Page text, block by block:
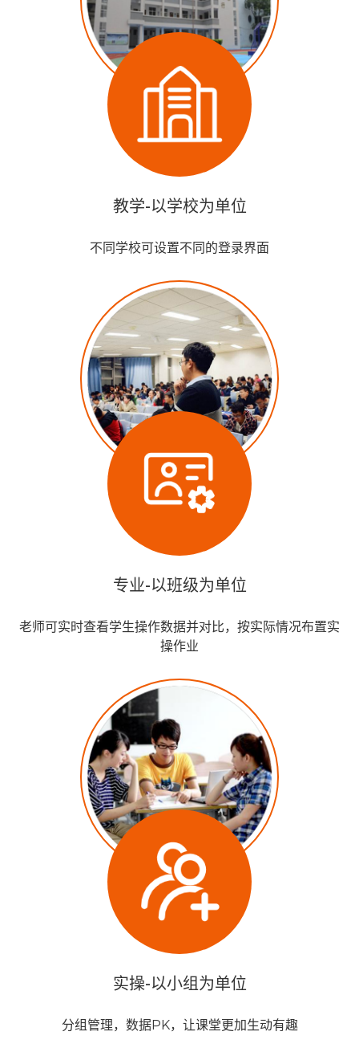
教学-以学校为单位
不同学校可设置不同的登录界面
专业-以班级为单位
老师可实时查看学生操作数据并对比，按实际情况布置实
操作业
实操-以小组为单位
分组管理，数据PK，让课堂更加生动有趣